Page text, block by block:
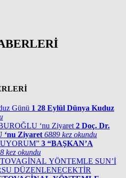
1 28 Eylül Dünya Kuduz
2 Doç. Dr.
‘nu Ziyaret 6889 kez okundu
3 “BAŞKAN’A
kez okundu